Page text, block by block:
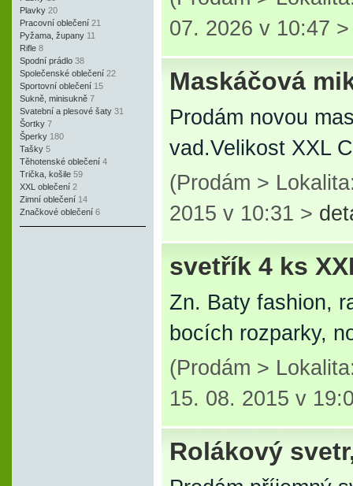
Plavky 20
Pracovní oblečení 21
Pyžama, župany 11
Rifle 8
Spodní prádlo 38
Společenské oblečení 22
Sportovní oblečení 15
Sukně, minisukně 7
Svatební a plesové šaty 31
Šortky 7
Šperky 180
Tašky 5
Těhotenské oblečení 4
Trička, košile 59
XXL oblečení 2
Zimní oblečení 14
Značkové oblečení 6
07. 2026 v 10:47
Maskáčová
Prodám novou
vad.Velikost XXL
(Prodám >
2015 v 10:31 >
svetřík 4 ks
Zn. Baty fashion,
bocích rozparky,
(Prodám >
15. 08. 2015 v
Rolákový